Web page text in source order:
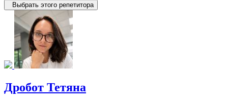
Выбрать этого репетитора
Дробот Тетяна